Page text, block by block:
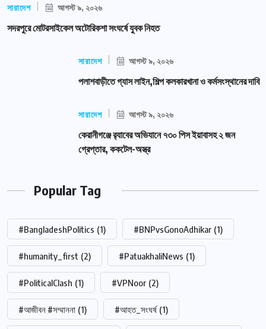
সারাদেশ আগস্ট ৯, ২০২৬
সদরপুরে মোটরসাইকেল অটোরিকশা সংঘর্ষে যুবক নিহত
সারাদেশ আগস্ট ৯, ২০২৬
পলাশবাড়ীতে গ্যাস লাইন,শিল্প কলকারখানা ও কর্মসংস্থানের দাবি
সারাদেশ আগস্ট ৯, ২০২৬
কেরানীগঞ্জে র‍্যাবের অভিযানে ৭৩০ পিস ইয়াবাসহ ২ জন
গ্রেপ্তার, ককটেল-অস্ত্র
Popular Tag
#BangladeshPolitics (1) #BNPvsGonoAdhikar (1)
#humanity_first (2) #PatuakhaliNews (1)
#PoliticalClash (1) #VPNoor (2)
#আজীবন #সম্মাননা (1) #আহত_সংঘর্ষ (1)